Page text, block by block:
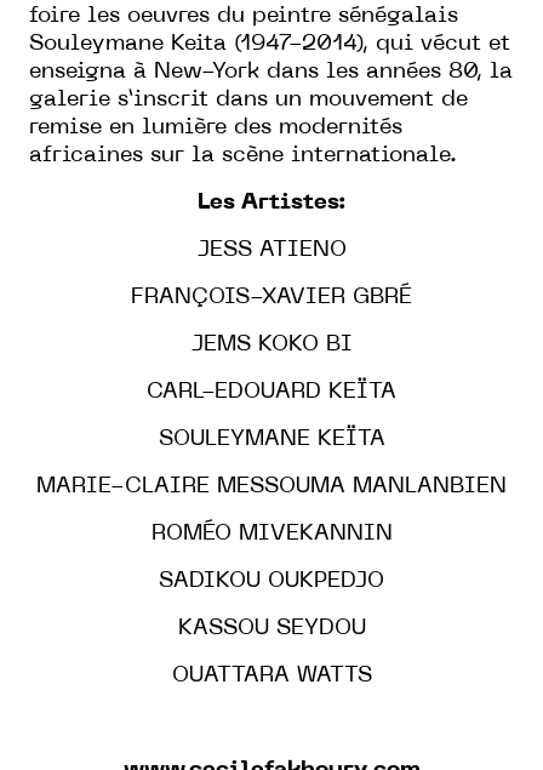
foire les oeuvres du peintre sénégalais
Souleymane Keita (1947-2014), qui vécut et
enseigna à New-York dans les années 80, la
galerie s’inscrit dans un mouvement de
remise en lumière des modernités
africaines sur la scène internationale.
Les Artistes:
JESS ATIENO
FRANÇOIS-XAVIER GBRÉ
JEMS KOKO BI
CARL-EDOUARD KEÏTA
SOULEYMANE KEÏTA
MARIE-CLAIRE MESSOUMA MANLANBIEN
ROMÉO MIVEKANNIN
SADIKOU OUKPEDJO
KASSOU SEYDOU
OUATTARA WATTS